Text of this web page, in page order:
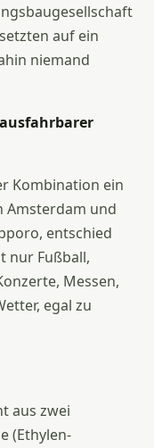
auf ein
niemand
Kombination ein
Amsterdam und
entschied
nur Fußball,
Messen,
egal zu
aus zwei
(Ethylen-